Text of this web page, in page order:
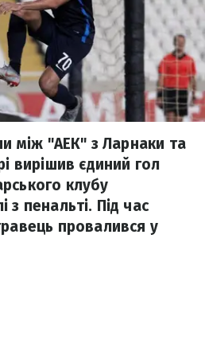
між "АЕК" з Ларнаки та
вирішив єдиний гол
клубу
з пенальті. Під час
провалився у